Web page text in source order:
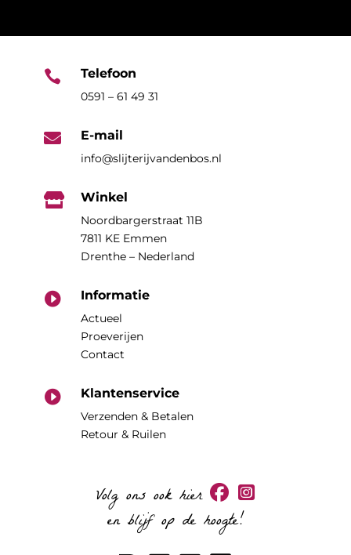
 Telefoon
0591 – 61 49 31
 E-mail
info@slijterijvandenbos.nl
 Winkel
Noordbargerstraat 11B
7811 KE Emmen
Drenthe – Nederland
 Informatie
Actueel
Proeverijen
Contact
 Klantenservice
Verzenden & Betalen
Retour & Ruilen
Volg ons ook hier
en blijf op de hoogte!